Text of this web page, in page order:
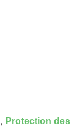
, Protection des